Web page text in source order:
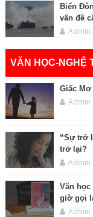
Biển
vấn đề
Admin
VĂN HỌC-NGHỆ
Giấc Mơ
Admin
“Sự trở
trở lại?
Admin
Văn học
giờ gọi
Admin